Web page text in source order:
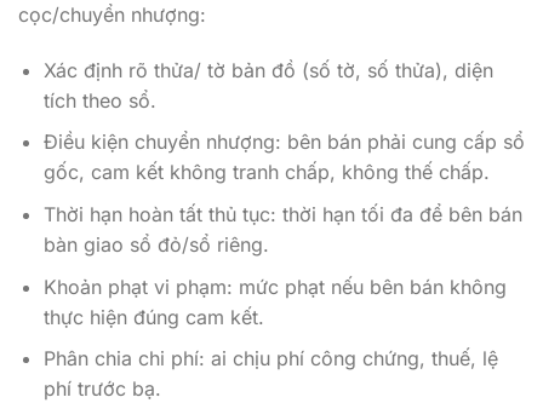
cọc/chuyển nhượng:
Xác định rõ thửa/ tờ bản đồ (số tờ, số thửa), diện
tích theo sổ.
Điều kiện chuyển nhượng: bên bán phải cung cấp sổ
gốc, cam kết không tranh chấp, không thế chấp.
Thời hạn hoàn tất thủ tục: thời hạn tối đa để bên bán
bàn giao sổ đỏ/sổ riêng.
Khoản phạt vi phạm: mức phạt nếu bên bán không
thực hiện đúng cam kết.
Phân chia chi phí: ai chịu phí công chứng, thuế, lệ
phí trước bạ.